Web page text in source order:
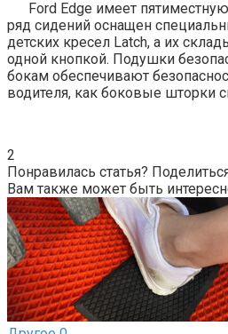
Ford Edge имеет
ряд сидений оснащен
детских кресел Latch, а их
одной кнопкой. Подушки
бокам обеспечивают
водителя, как боковые шторки
2
Понравилась статья?
Вам также может быть